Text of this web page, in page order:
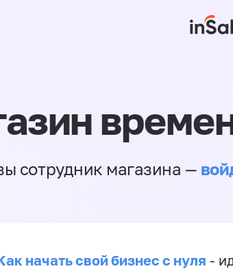
сотрудник магазина —
начать свой бизнес с нуля -